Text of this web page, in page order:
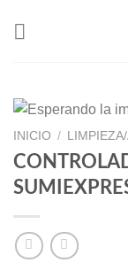
INICIO /